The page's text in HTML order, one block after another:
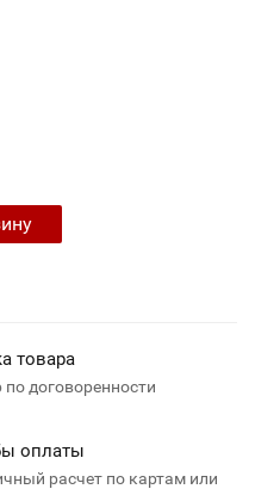
товара
договоренности
оплаты
расчет по картам или